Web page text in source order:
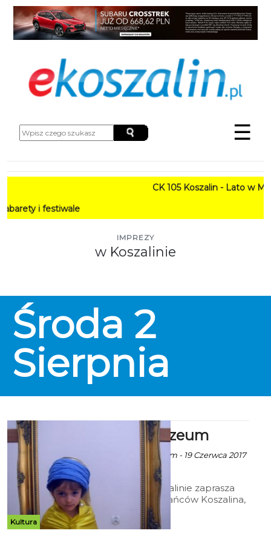
☰
CK 105 Koszalin - Lato w Mieście
IMPREZY
w Koszalinie
Środa 2
Sierpnia
Kultura
Lato w Muzeum
ekoszalin za Muzeum - 19 Czerwca 2017
Muzeum w Koszalinie zaprasza
młodych mieszkańców Koszalina,
uczniów szkół podstawowych,
gimnazjów oraz szkół